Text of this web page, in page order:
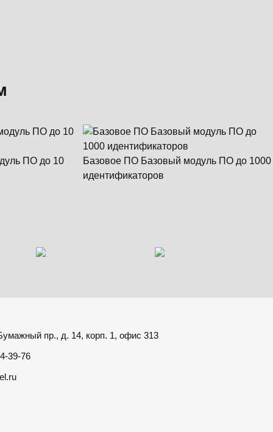
ПО до 10
Базовое ПО Базовый модуль ПО до 1000
идентификаторов
пр., д. 14, корп. 1, офис 313
39-76